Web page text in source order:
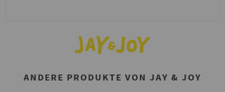
ANDERE PRODUKTE VON JAY & JOY